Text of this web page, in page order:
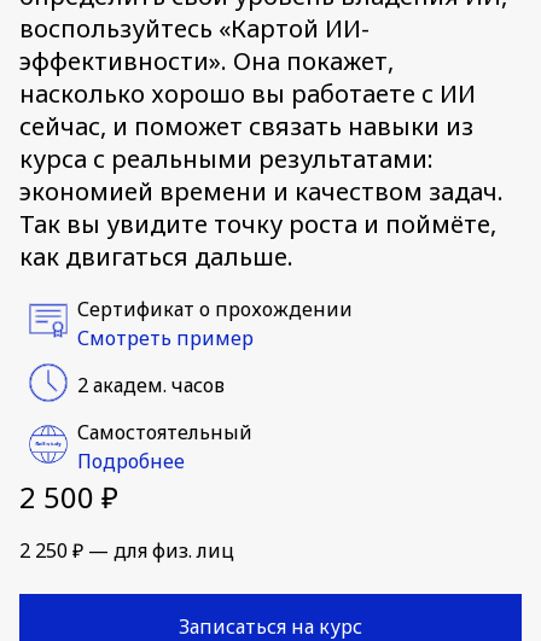
воспользуйтесь «Картой ИИ-
эффективности». Она покажет,
насколько хорошо вы работаете с ИИ
сейчас, и поможет связать навыки из
курса с реальными результатами:
экономией времени и качеством задач.
Так вы увидите точку роста и поймёте,
как двигаться дальше.
Сертификат о прохождении
Смотреть пример
2 академ. часов
Самостоятельный
Подробнее
2 500 ₽
2 250 ₽ — для физ. лиц
Записаться на курс